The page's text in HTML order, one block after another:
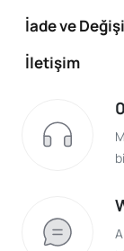
İade ve
İletişim